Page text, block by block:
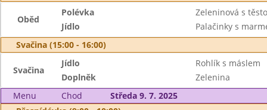
Oběd
Polévka
Zeleninová s
Jídlo
Palačinky s
Svačina (15:00 - 16:00)
Svačina
Jídlo
Rohlík s máslem
Doplněk
Zelenina
Menu
Chod
Středa 9. 7. 2025